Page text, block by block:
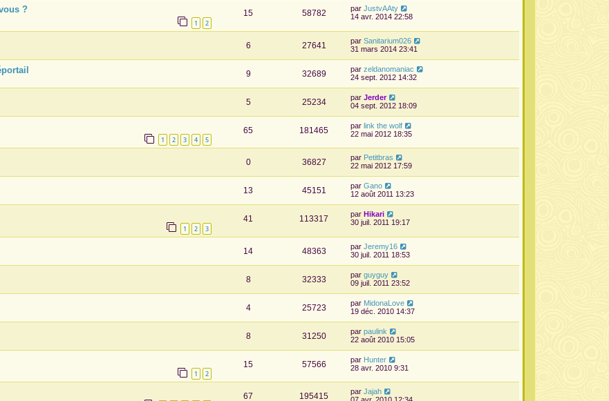
?
1 2
15 58782 par JustvAAty
14 avr. 2014 22:58
6 27641 par Sanitarium026
31 mars 2014 23:41
9 32689 par zeldanomaniac
24 sept. 2012 14:32
5 25234 par Jerder
04 sept. 2012 18:09
1 2 3 4 5
65 181465 par link the wolf
22 mai 2012 18:35
0 36827 par Petitbras
22 mai 2012 17:59
13 45151 par Gano
12 août 2011 13:23
1 2 3
41 113317 par Hikari
30 juil. 2011 19:17
14 48363 par Jeremy16
30 juil. 2011 18:53
8 32333 par guyguy
09 juil. 2011 23:52
4 25723 par MidonaLove
19 déc. 2010 14:37
8 31250 par paulink
22 août 2010 15:05
1 2
15 57566 par Hunter
28 avr. 2010 9:31
67 195415 par Jajah